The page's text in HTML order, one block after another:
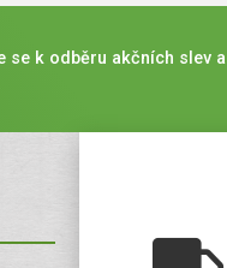
se k odběru akčních slev a